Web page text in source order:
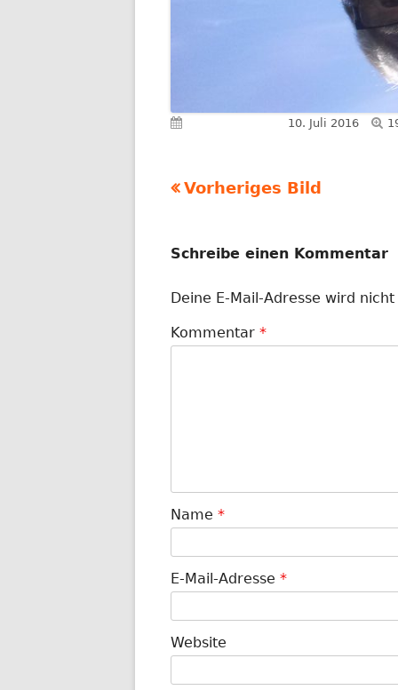
10. Juli 2016
Vorheriges Bild
Schreibe einen Kommentar
Deine E-Mail-Adresse wird
Kommentar *
Name *
E-Mail-Adresse *
Website